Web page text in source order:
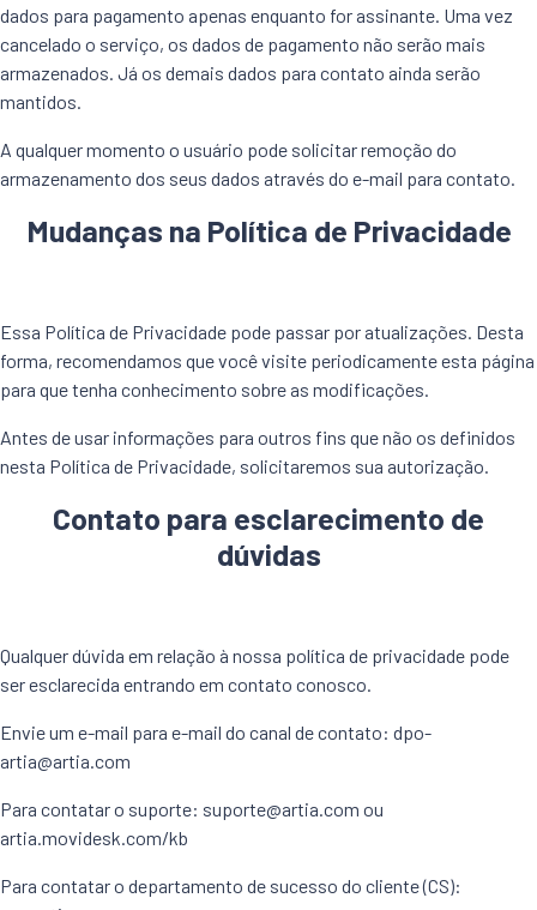
dados para pagamento apenas enquanto for assinante. Uma vez
cancelado o serviço, os dados de pagamento não serão mais
armazenados. Já os demais dados para contato ainda serão
mantidos.
A qualquer momento o usuário pode solicitar remoção do
armazenamento dos seus dados através do e-mail para contato.
Mudanças na Política de Privacidade
Essa Política de Privacidade pode passar por atualizações. Desta
forma, recomendamos que você visite periodicamente esta página
para que tenha conhecimento sobre as modificações.
Antes de usar informações para outros fins que não os definidos
nesta Política de Privacidade, solicitaremos sua autorização.
Contato para esclarecimento de
dúvidas
Qualquer dúvida em relação à nossa política de privacidade pode
ser esclarecida entrando em contato conosco.
Envie um e-mail para e-mail do canal de contato: dpo-
artia@artia.com
Para contatar o suporte: suporte@artia.com ou
artia.movidesk.com/kb
Para contatar o departamento de sucesso do cliente (CS):